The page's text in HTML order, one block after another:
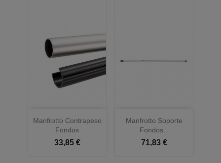
Manfrotto Contrapeso
Fondos
33,85 €
Manfrotto Soporte
Fondos...
71,83 €